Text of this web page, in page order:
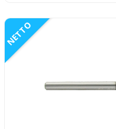
NETTO